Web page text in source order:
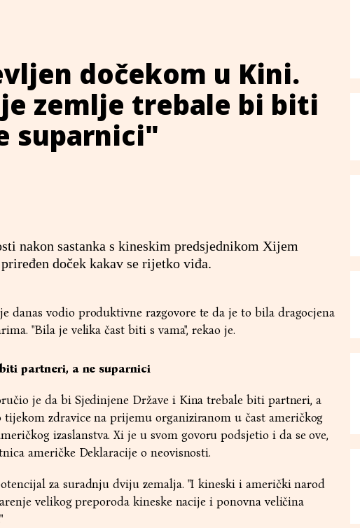
dočekom u Kini.
zemlje trebale bi biti
suparnici"
nakon sastanka s kineskim predsjednikom Xijem
doček kakav se rijetko viđa.
danas vodio produktivne razgovore te da je to bila dragocjena
"Bila je velika čast biti s vama", rekao je.
partneri, a ne suparnici
je da bi Sjedinjene Države i Kina trebale biti partneri, a
zdravice na prijemu organiziranom u čast američkog
izaslanstva. Xi je u svom govoru podsjetio i da se ove,
američke Deklaracije o neovisnosti.
za suradnju dviju zemalja. "I kineski i američki narod
velikog preporoda kineske nacije i ponovna veličina